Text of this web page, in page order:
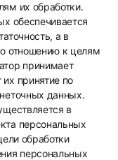
их обработки.
обеспечивается
а в
отношению к целям
принимает
принятие по
данных.
в
персональных
обработки
персональных